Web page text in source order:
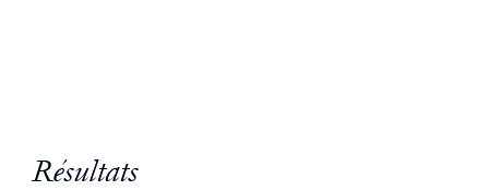
Résultats